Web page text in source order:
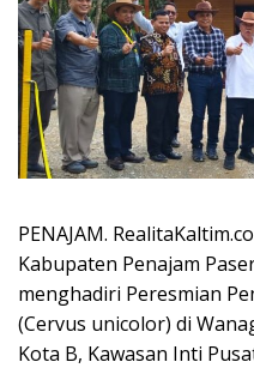
PENAJAM.
Kabupaten Penajam
menghadiri Peresmian
(Cervus unicolor) di
Kota B, Kawasan Inti